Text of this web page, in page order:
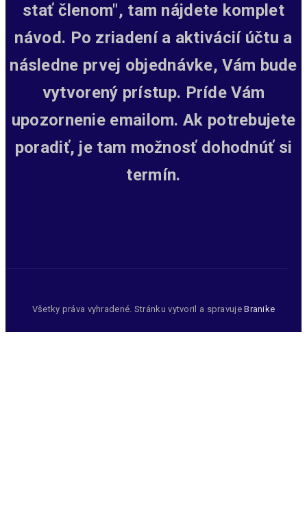
stať členom", tam nájdete komplet
návod. Po zriadení a aktivácií účtu a
následne prvej objednávke, Vám bude
vytvorený prístup. Príde Vám
upozornenie emailom. Ak potrebujete
poradiť, je tam možnosť dohodnúť si
termín.
Všetky práva vyhradené. Stránku vytvoril a spravujeBranike